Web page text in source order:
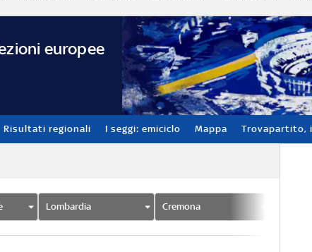
europee
Risultati regionali I seggi: emiciclo Mappa Trovapartito,
Lombardia Cremona